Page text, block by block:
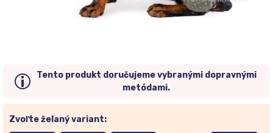
Tento produkt doručujeme vybranými dopravnými
metódami.
Zvoľte želaný variant: